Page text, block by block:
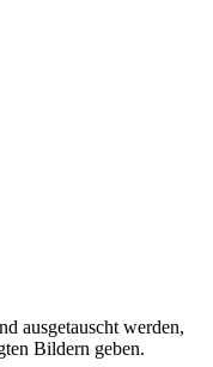
ausgetauscht werden,
Bildern geben.